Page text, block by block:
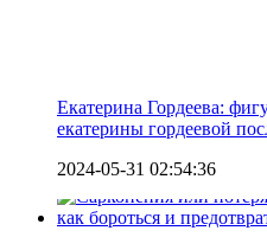
Екатерина Гордеева:
екатерины гордеевой
2024-05-31 02:54:36